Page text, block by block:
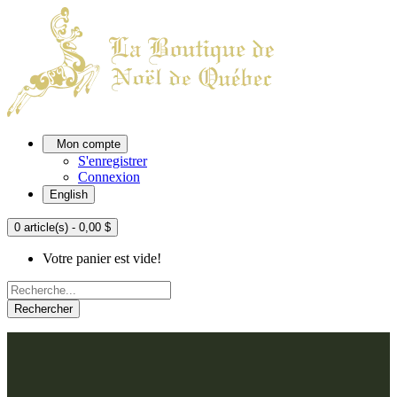
Mon compte
S'enregistrer
Connexion
English
0 article(s) - 0,00 $
Votre panier est vide!
Rechercher